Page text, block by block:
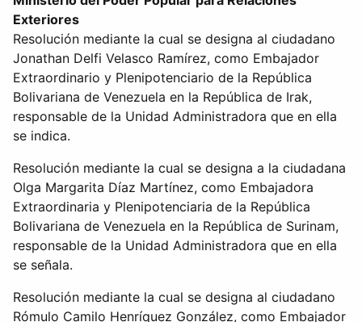
Exteriores
Resolución mediante la cual se designa al ciudadano
Jonathan Delfi Velasco Ramírez, como Embajador
Extraordinario y Plenipotenciario de la República
Bolivariana de Venezuela en la República de Irak,
responsable de la Unidad Administradora que en ella
se indica.
Resolución mediante la cual se designa a la ciudadana
Olga Margarita Díaz Martínez, como Embajadora
Extraordinaria y Plenipotenciaria de la República
Bolivariana de Venezuela en la República de Surinam,
responsable de la Unidad Administradora que en ella
se señala.
Resolución mediante la cual se designa al ciudadano
Rómulo Camilo Henríquez González, como Embajador